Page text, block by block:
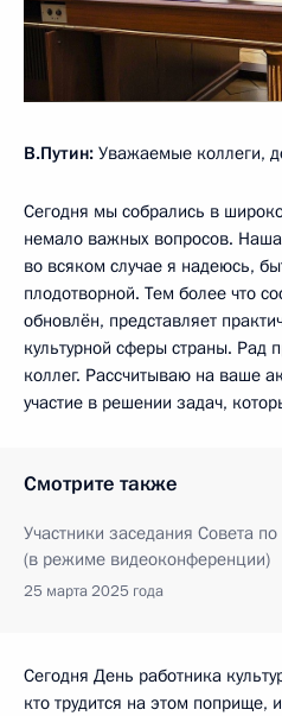
В.Путин: Уважаемые коллеги,
Сегодня мы собрались в
немало важных вопросов. Наша
во всяком случае я надеюсь,
плодотворной. Тем более что
обновлён, представляет
культурной сферы страны. Рад
коллег. Рассчитываю на ваше
участие в решении задач,
Смотрите также
Участники заседания Совета по
(в режиме видеоконференции)
25 марта 2025 года
Сегодня День работника
кто трудится на этом поприще,